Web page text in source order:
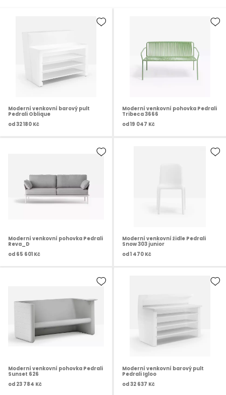
Moderní venkovní barový pult
Pedrali Oblique
od 32 180 Kč
Moderní venkovní pohovka Pedrali
Tribeca 3666
od 19 047 Kč
Moderní venkovní pohovka Pedrali
Reva_D
od 65 601 Kč
Moderní venkovní židle Pedrali
Snow 303 junior
od 1 470 Kč
Moderní venkovní pohovka Pedrali
Sunset 626
od 23 784 Kč
Moderní venkovní barový pult
Pedrali Igloo
od32 637 Kč